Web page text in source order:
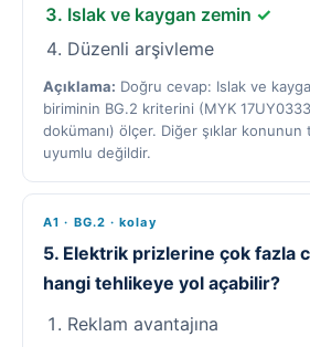
Islak ve kaygan zemin ✓
Düzenli arşivleme
Açıklama: Doğru cevap: Islak ve
biriminin BG.2 kriterini (MYK
dokümanı) ölçer. Diğer şıklar konunun
uyumlu değildir.
A1 · BG.2 · kolay
5. Elektrik prizlerine çok fazla
hangi tehlikeye yol açabilir?
Reklam avantajına